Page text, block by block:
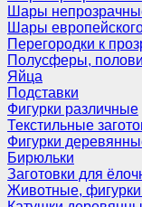
Шары
Шары
Перегородки к
Полусферы,
Яйца
Подставки
Фигурки различные
Текстильные
Фигурки
Бирюльки
Заготовки для
Животные,